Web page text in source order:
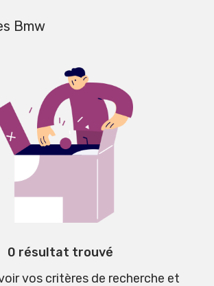
Bmw
0 résultat trouvé
vos critères de recherche et